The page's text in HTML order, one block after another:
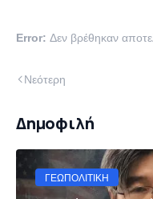
Error: Δεν βρέθηκαν
Νεότερη
Δημοφιλή
ΓΕΩΠΟΛΙΤΙΚΉ